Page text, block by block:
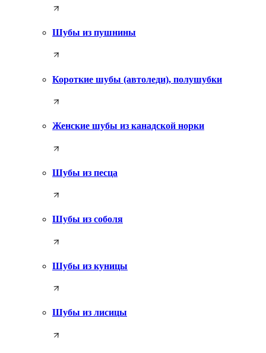
Шубы из пушнины
Короткие шубы (автоледи), полушубки
Женские шубы из канадской норки
Шубы из песца
Шубы из соболя
Шубы из куницы
Шубы из лисицы